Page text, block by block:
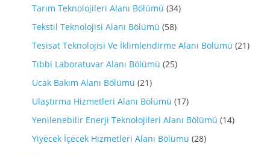
Tarım Teknolojileri Alanı Bölümü (34)
Tekstil Teknolojisi Alanı Bölümü (58)
Tesisat Teknolojisi Ve İklimlendirme Alanı Bölümü (21)
Tıbbi Laboratuvar Alanı Bölümü (25)
Ucak Bakım Alanı Bölümü (21)
Ulaştırma Hizmetleri Alanı Bölümü (17)
Yenilenebilir Enerji Teknolojileri Alanı Bölümü (14)
Yiyecek İçecek Hizmetleri Alanı Bölümü (28)